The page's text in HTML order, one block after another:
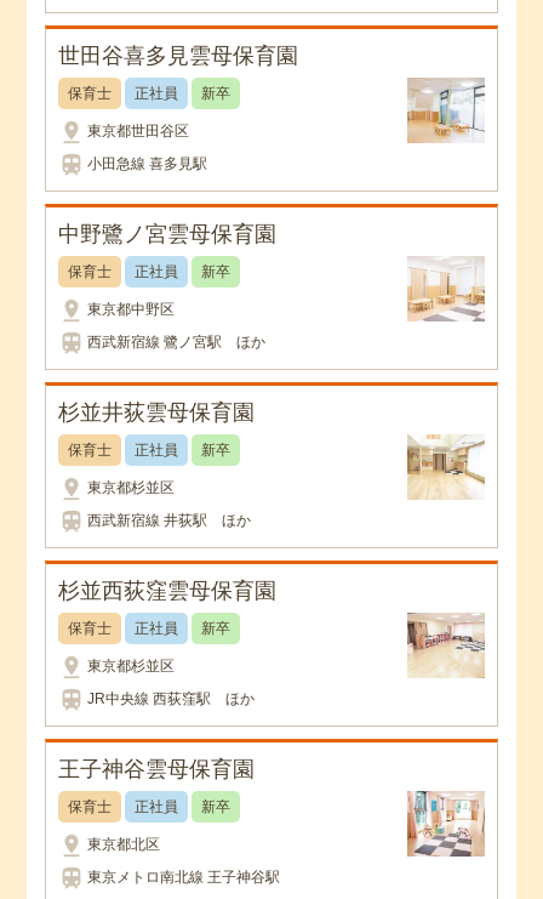
世田谷喜多見雲母保育園
保育士 正社員 新卒
pin_drop 東京都世田谷区
train 小田急線 喜多見駅
中野鷺ノ宮雲母保育園
保育士 正社員 新卒
pin_drop 東京都中野区
train 西武新宿線 鷺ノ宮駅 ほか
杉並井荻雲母保育園
保育士 正社員 新卒
pin_drop 東京都杉並区
train 西武新宿線 井荻駅 ほか
杉並西荻窪雲母保育園
保育士 正社員 新卒
pin_drop 東京都杉並区
train JR中央線 西荻窪駅 ほか
王子神谷雲母保育園
保育士 正社員 新卒
pin_drop 東京都北区
train 東京メトロ南北線 王子神谷駅